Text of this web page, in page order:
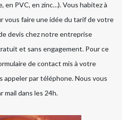
PVC, en zinc…). Vous habitez à
vous faire une idée du tarif de votre
devis chez notre entreprise
et sans engagement. Pour ce
de contact mis à votre
appeler par téléphone. Nous vous
mail dans les 24h.